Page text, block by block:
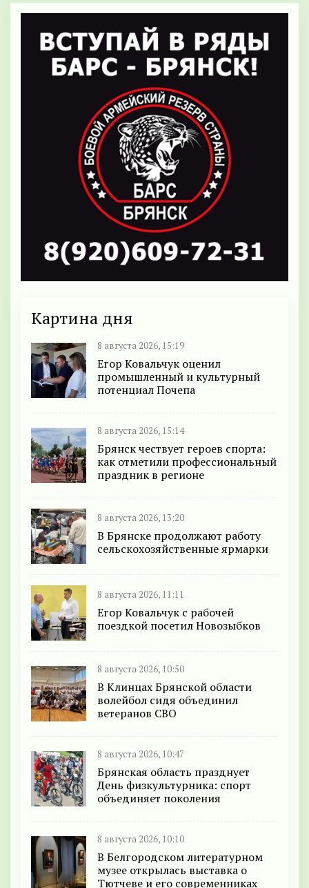
Картина дня
8 августа 2026, 15:19
Егор Ковальчук оценил
промышленный и культурный
потенциал Почепа
8 августа 2026, 15:14
Брянск чествует героев спорта:
как отметили профессиональный
праздник в регионе
8 августа 2026, 13:20
В Брянске продолжают работу
сельскохозяйственные ярмарки
8 августа 2026, 11:11
Егор Ковальчук с рабочей
поездкой посетил Новозыбков
8 августа 2026, 10:50
В Клинцах Брянской области
волейбол сидя объединил
ветеранов СВО
8 августа 2026, 10:47
Брянская область празднует
День физкультурника: спорт
объединяет поколения
8 августа 2026, 10:10
В Белгородском литературном
музее открылась выставка о
Тютчеве и его современниках